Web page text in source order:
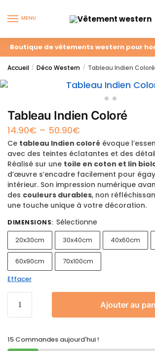
MENU
Boutique de vêtements western pour
Accueil / Déco Western / Tableau Indien Coloré
Tableau Indien Coloré
14.90€ – 50.90€
Ce tableau Indien coloré évoque
avec des teintes éclatantes et des
Réalisé sur une toile en coton et lin
d’œuvre s’encadre facilement pour
intérieur. Son impression numérique
des couleurs durables, non
une touche unique à votre décoration.
DIMENSIONS: Sélectionne
20x30cm 30x40cm 40x60cm
60x90cm
70x100cm
Effacer
Ajouter au
15 Commandes aujourd'hui !